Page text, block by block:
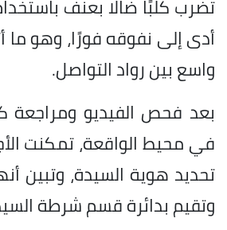
تضرب كلبًا ضالًا بعنف
أدى إلى نفوقه فورًا، وهو ما
واسع بين رواد التواصل.
بعد فحص الفيديو ومراجعة
في محيط الواقعة، تمكنت
تحديد هوية السيدة، وتبين
وتقيم بدائرة قسم شرطة